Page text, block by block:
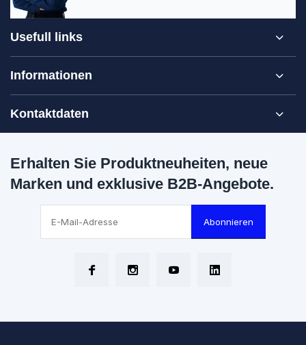
Usefull links
Informationen
Kontaktdaten
Erhalten Sie Produktneuheiten, neue
Marken und exklusive B2B-Angebote.
Abonnieren